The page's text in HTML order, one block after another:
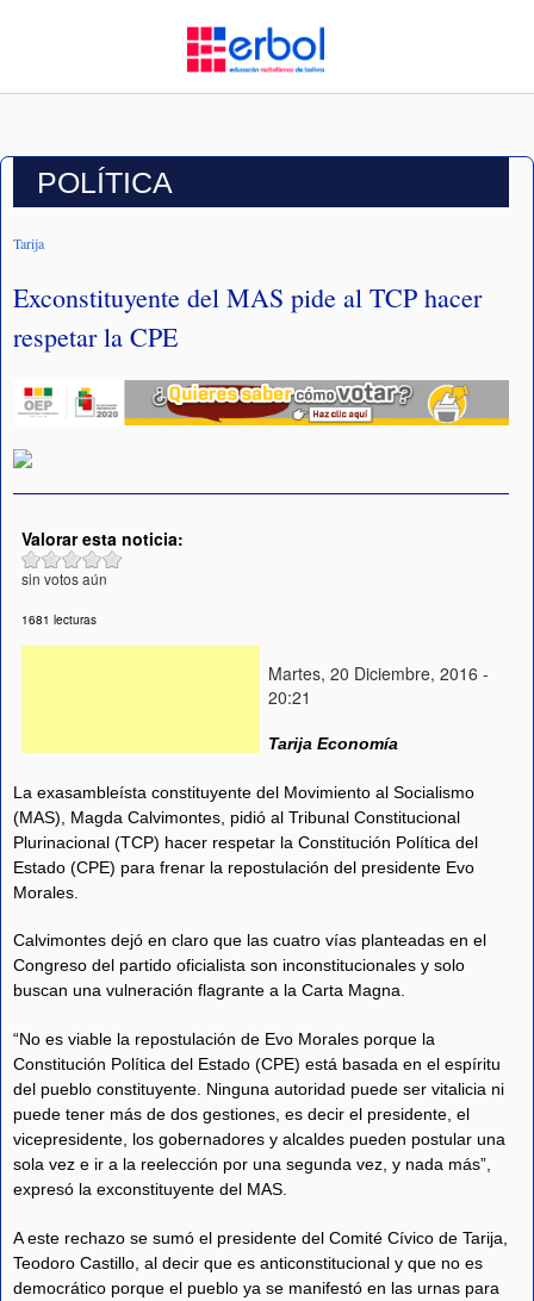
POLÍTICA
Tarija
Exconstituyente del MAS pide al TCP hacer
respetar la CPE
Valorar esta noticia:
sin votos aún
1681 lecturas
Martes, 20 Diciembre, 2016 -
20:21
Tarija Economía
La exasambleísta constituyente del Movimiento al Socialismo
(MAS), Magda Calvimontes, pidió al Tribunal Constitucional
Plurinacional (TCP) hacer respetar la Constitución Política del
Estado (CPE) para frenar la repostulación del presidente Evo
Morales.
Calvimontes dejó en claro que las cuatro vías planteadas en el
Congreso del partido oficialista son inconstitucionales y solo
buscan una vulneración flagrante a la Carta Magna.
“No es viable la repostulación de Evo Morales porque la
Constitución Política del Estado (CPE) está basada en el espíritu
del pueblo constituyente. Ninguna autoridad puede ser vitalicia ni
puede tener más de dos gestiones, es decir el presidente, el
vicepresidente, los gobernadores y alcaldes pueden postular una
sola vez e ir a la reelección por una segunda vez, y nada más”,
expresó la exconstituyente del MAS.
A este rechazo se sumó el presidente del Comité Cívico de Tarija,
Teodoro Castillo, al decir que es anticonstitucional y que no es
democrático porque el pueblo ya se manifestó en las urnas para